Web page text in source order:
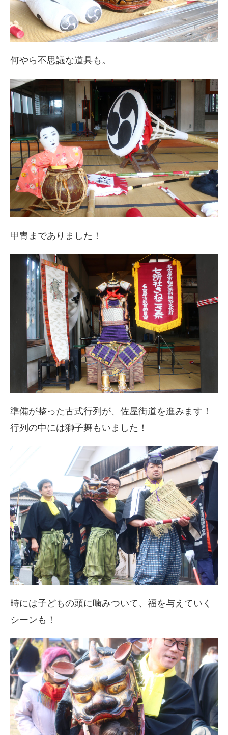
何やら不思議な道具も。
甲冑までありました！
準備が整った古式行列が、佐屋街道を進みます！
行列の中には獅子舞もいました！
時には子どもの頭に噛みついて、福を与えていく
シーンも！